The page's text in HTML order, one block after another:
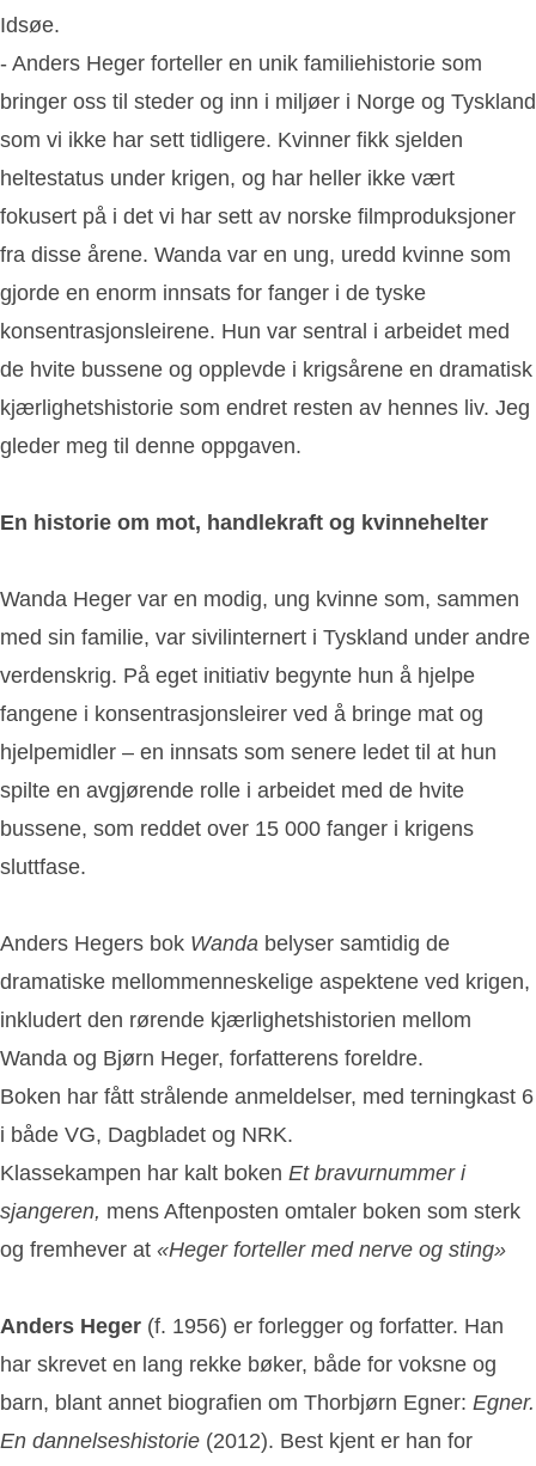
Idsøe.
- Anders Heger forteller en unik familiehistorie som
bringer oss til steder og inn i miljøer i Norge og Tyskland
som vi ikke har sett tidligere. Kvinner fikk sjelden
heltestatus under krigen, og har heller ikke vært
fokusert på i det vi har sett av norske filmproduksjoner
fra disse årene. Wanda var en ung, uredd kvinne som
gjorde en enorm innsats for fanger i de tyske
konsentrasjonsleirene. Hun var sentral i arbeidet med
de hvite bussene og opplevde i krigsårene en dramatisk
kjærlighetshistorie som endret resten av hennes liv. Jeg
gleder meg til denne oppgaven.
En historie om mot, handlekraft og kvinnehelter
Wanda Heger var en modig, ung kvinne som, sammen
med sin familie, var sivilinternert i Tyskland under andre
verdenskrig. På eget initiativ begynte hun å hjelpe
fangene i konsentrasjonsleirer ved å bringe mat og
hjelpemidler – en innsats som senere ledet til at hun
spilte en avgjørende rolle i arbeidet med de hvite
bussene, som reddet over 15 000 fanger i krigens
sluttfase.
Anders Hegers bok Wanda belyser samtidig de
dramatiske mellommenneskelige aspektene ved krigen,
inkludert den rørende kjærlighetshistorien mellom
Wanda og Bjørn Heger, forfatterens foreldre.
Boken har fått strålende anmeldelser, med terningkast 6
i både VG, Dagbladet og NRK.
Klassekampen har kalt boken Et bravurnummer i
sjangeren, mens Aftenposten omtaler boken som sterk
og fremhever at «Heger forteller med nerve og sting»
Anders Heger (f. 1956) er forlegger og forfatter. Han
har skrevet en lang rekke bøker, både for voksne og
barn, blant annet biografien om Thorbjørn Egner: Egner.
En dannelseshistorie (2012). Best kjent er han for